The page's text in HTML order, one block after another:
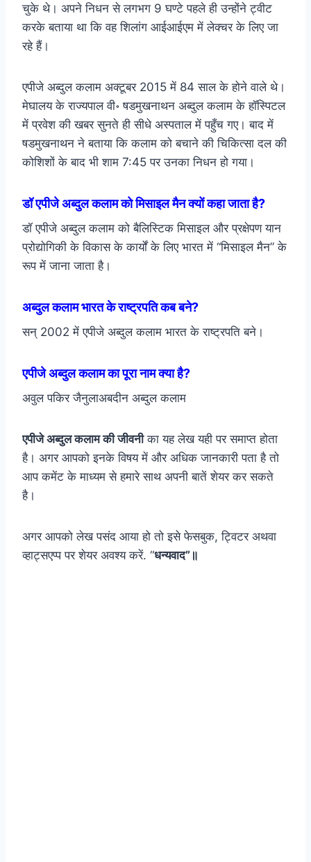
चुके थे। अपने निधन से लगभग 9 घण्टे पहले ही उन्होंने ट्वीट
करके बताया था कि वह शिलांग आईआईएम में लेक्चर के लिए जा
रहे हैं।
एपीजे अब्दुल कलाम अक्टूबर 2015 में 84 साल के होने वाले थे।
मेघालय के राज्यपाल वी॰ षडमुखनाथन अब्दुल कलाम के हॉस्पिटल
में प्रवेश की खबर सुनते ही सीधे अस्पताल में पहुँच गए। बाद में
षडमुखनाथन ने बताया कि कलाम को बचाने की चिकित्सा दल की
कोशिशों के बाद भी शाम 7:45 पर उनका निधन हो गया।
डॉ एपीजे अब्दुल कलाम को मिसाइल मैन क्यों कहा जाता है?
डॉ एपीजे अब्दुल कलाम को बैलिस्टिक मिसाइल और प्रक्षेपण यान
प्रोद्योगिकी के विकास के कार्यों के लिए भारत में “मिसाइल मैन” के
रूप में जाना जाता है।
अब्दुल कलाम भारत के राष्ट्रपति कब बने?
सन् 2002 में एपीजे अब्दुल कलाम भारत के राष्ट्रपति बने।
एपीजे अब्दुल कलाम का पूरा नाम क्या है?
अवुल पकिर जैनुलाअबदीन अब्दुल कलाम
एपीजे अब्दुल कलाम की जीवनीका यह लेख यही पर समाप्त होता
है। अगर आपको इनके विषय में और अधिक जानकारी पता है तो
आप कमेंट के माध्यम से हमारे साथ अपनी बातें शेयर कर सकते
है।
अगर आपको लेख पसंद आया हो तो इसे फेसबुक, ट्विटर अथवा
व्हाट्सएप्प पर शेयर अवश्य करें. “धन्यवाद”॥